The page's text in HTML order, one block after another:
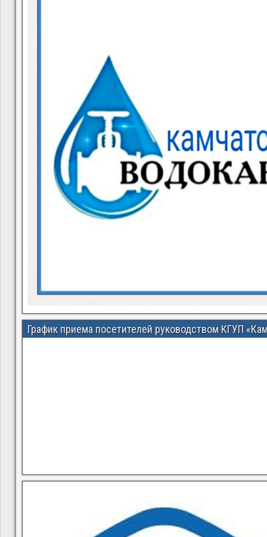
График приема посетителей руководством КГУП
В квитанциях ошибки, в подъезде мусор, сотрудники